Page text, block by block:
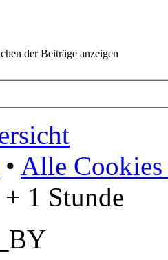
der Beiträge anzeigen
• Alle Cookies
1 Stunde